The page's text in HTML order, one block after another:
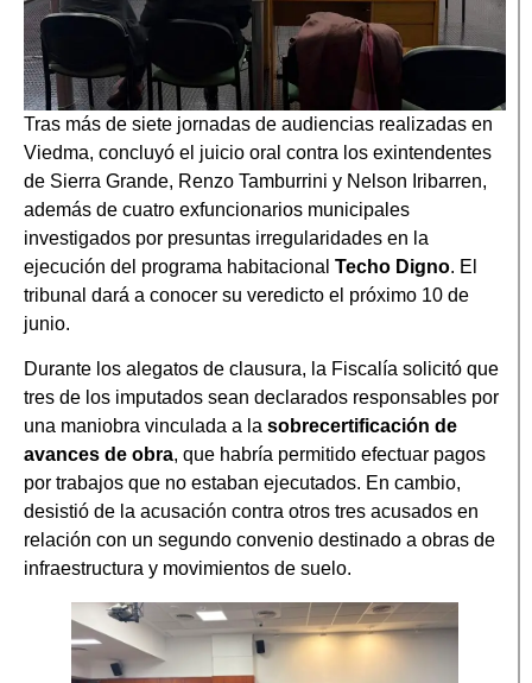
Tras más de siete jornadas de audiencias realizadas en
Viedma, concluyó el juicio oral contra los exintendentes
de Sierra Grande, Renzo Tamburrini y Nelson Iribarren,
además de cuatro exfuncionarios municipales
investigados por presuntas irregularidades en la
ejecución del programa habitacional Techo Digno. El
tribunal dará a conocer su veredicto el próximo 10 de
junio.
Durante los alegatos de clausura, la Fiscalía solicitó que
tres de los imputados sean declarados responsables por
una maniobra vinculada a la sobrecertificación de
avances de obra, que habría permitido efectuar pagos
por trabajos que no estaban ejecutados. En cambio,
desistió de la acusación contra otros tres acusados en
relación con un segundo convenio destinado a obras de
infraestructura y movimientos de suelo.